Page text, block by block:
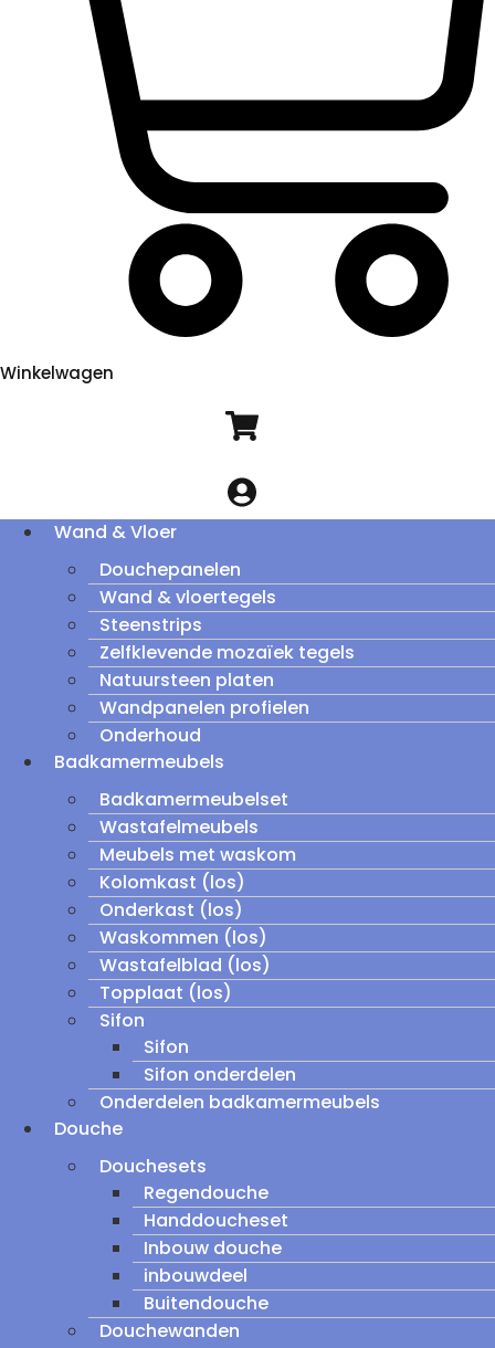
Winkelwagen
Wand & Vloer
Douchepanelen
Wand & vloertegels
Steenstrips
Zelfklevende mozaïek tegels
Natuursteen platen
Wandpanelen profielen
Onderhoud
Badkamermeubels
Badkamermeubelset
Wastafelmeubels
Meubels met waskom
Kolomkast (los)
Onderkast (los)
Waskommen (los)
Wastafelblad (los)
Topplaat (los)
Sifon
Sifon
Sifon onderdelen
Onderdelen badkamermeubels
Douche
Douchesets
Regendouche
Handdoucheset
Inbouw douche
inbouwdeel
Buitendouche
Douchewanden